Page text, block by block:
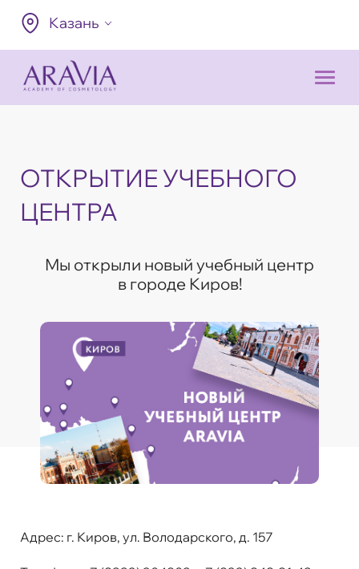
Казань
ОТКРЫТИЕ УЧЕБНОГО
ЦЕНТРА
Мы открыли новый учебный центр
в городе Киров!
Адрес: г. Киров, ул. Володарского, д. 157